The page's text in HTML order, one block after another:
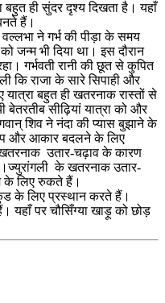
ही सुंदर दृश्य दिखता है। यहाँ
हैं।
ने गर्भ की पीड़ा के समय
जन्म भी दिया था। इस दौरान
गर्भवती रानी की छूत से कुपित
कि राजा के सारे सिपाही और
बहुत ही खतरनाक रास्तों से
सीढ़ियां यात्रा को और
शिव ने नंदा की प्यास बुझाने के
और आकार बदलने के लिए
उतार-चढ़ाव के कारण
के खतरनाक उतार-
के लिए रुकते हैं।
के लिए प्रस्थान करते हैं।
यहाँ पर चौसिँग्या खाड़ू को छोड़